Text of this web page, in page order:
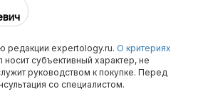
редакции expertology.ru. О критериях
субъективный характер, не
руководством к покупке. Перед
со специалистом.